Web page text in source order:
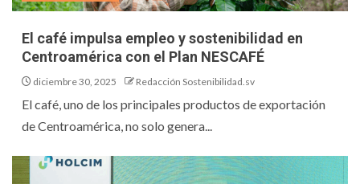
El café impulsa empleo y sostenibilidad en
Centroamérica con el Plan NESCAFÉ
diciembre 30, 2025 Redacción Sostenibilidad.sv
El café, uno de los principales productos de exportación
de Centroamérica, no solo genera...